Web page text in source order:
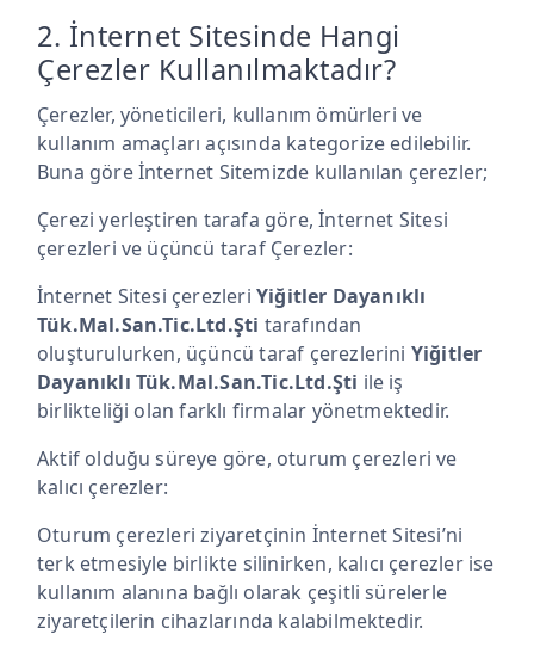
2. İnternet Sitesinde Hangi
Çerezler Kullanılmaktadır?
Çerezler, yöneticileri, kullanım ömürleri ve
kullanım amaçları açısında kategorize edilebilir.
Buna göre İnternet Sitemizde kullanılan çerezler;
Çerezi yerleştiren tarafa göre, İnternet Sitesi
çerezleri ve üçüncü taraf Çerezler:
İnternet Sitesi çerezleri Yiğitler Dayanıklı
Tük.Mal.San.Tic.Ltd.Şti tarafından
oluşturulurken, üçüncü taraf çerezlerini Yiğitler
Dayanıklı Tük.Mal.San.Tic.Ltd.Şti ile iş
birlikteliği olan farklı firmalar yönetmektedir.
Aktif olduğu süreye göre, oturum çerezleri ve
kalıcı çerezler:
Oturum çerezleri ziyaretçinin İnternet Sitesi’ni
terk etmesiyle birlikte silinirken, kalıcı çerezler ise
kullanım alanına bağlı olarak çeşitli sürelerle
ziyaretçilerin cihazlarında kalabilmektedir.